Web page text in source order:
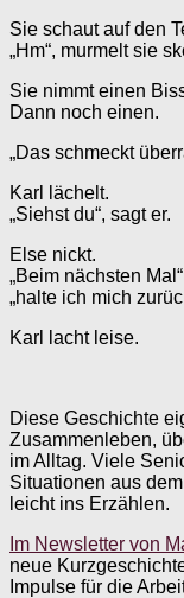
Sie schaut auf den
„Hm“, murmelt sie
Sie nimmt einen
Dann noch einen.
„Das schmeckt
Karl lächelt.
„Siehst du“, sagt er.
Else nickt.
„Beim nächsten
„halte ich mich
Karl lacht leise.
Diese Geschichte
Zusammenleben,
im Alltag. Viele
Situationen aus
leicht ins Erzählen.
Im Newsletter von
neue
Impulse für die